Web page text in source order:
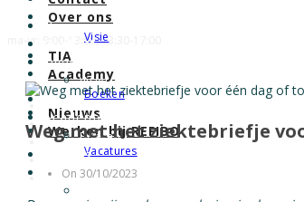
ma-vr: 9:00-13:00, 13:30-17:00
Over ons
Visie
TIA
Academy
Boeken
Nieuws
Werken bij REFIBO
Vacatures
Home
Contact
Over ons
Visie
TIA
Academy
Boeken
Nieuws
Werken bij REFIBO
Weg met het ziektebriefje
On 30/10/2023